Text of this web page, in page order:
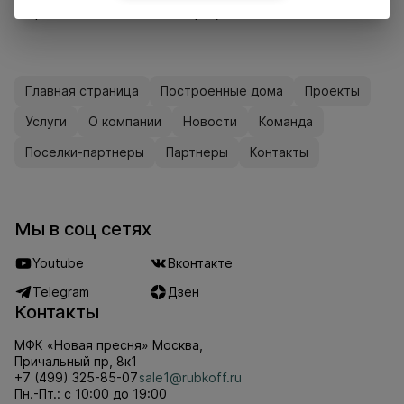
Главная страница Построенные дома
Проекты
Услуги
О компании Новости
Команда
Поселки-партнеры
Партнеры Контакты
Мы в соц сетях
Youtube
Вконтакте
Telegram
Дзен
Контакты
МФК «Новая пресня» Москва,
Причальный пр, 8к1
+7 (499) 325-85-07sale1@rubkoff.ru
Пн.-Пт.: с 10:00 до 19:00